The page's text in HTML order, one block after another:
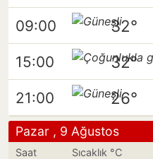
09:00 32°
15:00 32°
21:00 26°
Pazar , 9 Ağustos
Saat Sıcaklık °C